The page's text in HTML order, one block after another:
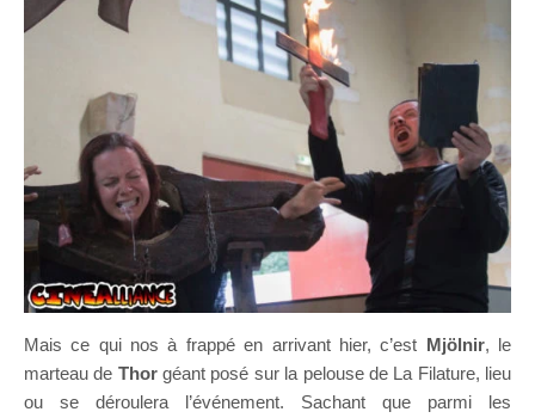
Mais ce qui nos à frappé en arrivant hier, c’est Mjölnir, le
marteau de Thorgéant posé sur la pelouse de La Filature, lieu
ou se déroulera l’événement. Sachant que parmi les